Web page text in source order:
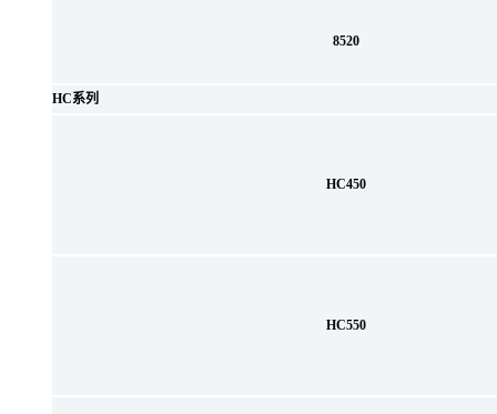
8520
HC系列
HC450
HC550